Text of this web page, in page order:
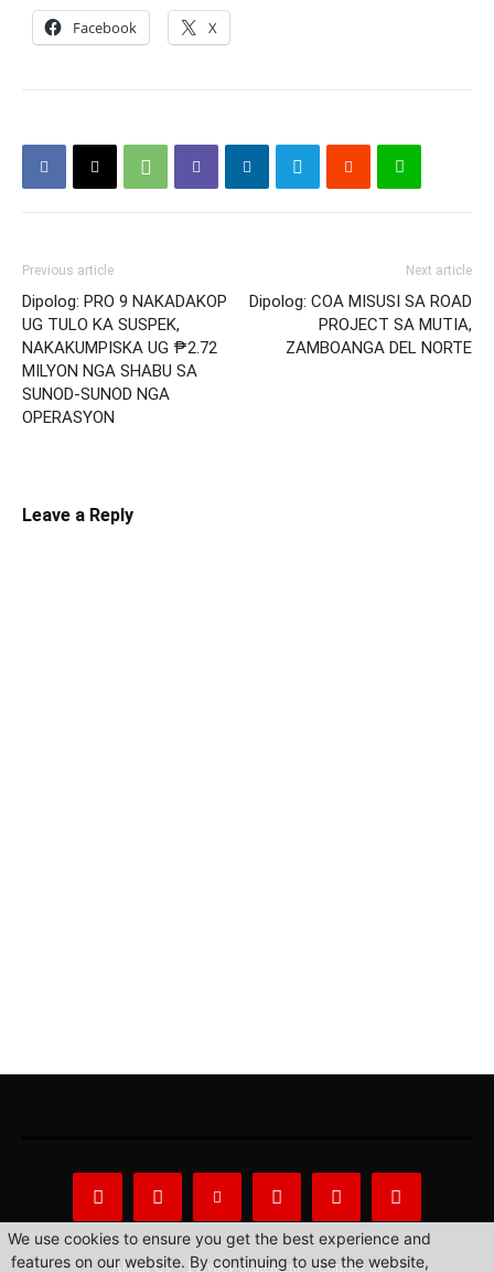
Facebook X
Previous article
Dipolog: PRO 9 NAKADAKOP
UG TULO KA SUSPEK,
NAKAKUMPISKA UG ₱2.72
MILYON NGA SHABU SA
SUNOD-SUNOD NGA
OPERASYON
Next article
Dipolog: COA MISUSI SA ROAD
PROJECT SA MUTIA,
ZAMBOANGA DEL NORTE
Leave a Reply
About Us Privacy Statement Contact us
We use cookies to ensure you get the best experience and
features on our website. By continuing to use the website,